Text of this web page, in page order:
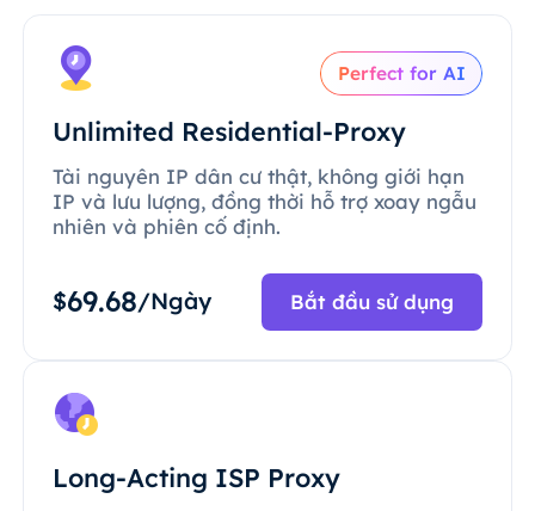
Perfect for AI
Unlimited Residential-Proxy
Tài nguyên IP dân cư thật, không giới hạn
IP và lưu lượng, đồng thời hỗ trợ xoay ngẫu
nhiên và phiên cố định.
$69.68/Ngày Bắt đầu sử dụng
Long-Acting ISP Proxy